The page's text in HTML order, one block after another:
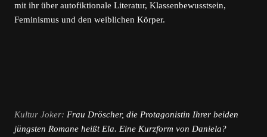
mit ihr über autofiktionale Literatur, Klassenbewusstsein,
Feminismus und den weiblichen Körper.
Kultur Joker: Frau Dröscher, die Protagonistin Ihrer beiden
jüngsten Romane heißt Ela. Eine Kurzform von Daniela?